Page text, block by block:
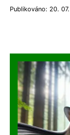
Publikováno: 20.